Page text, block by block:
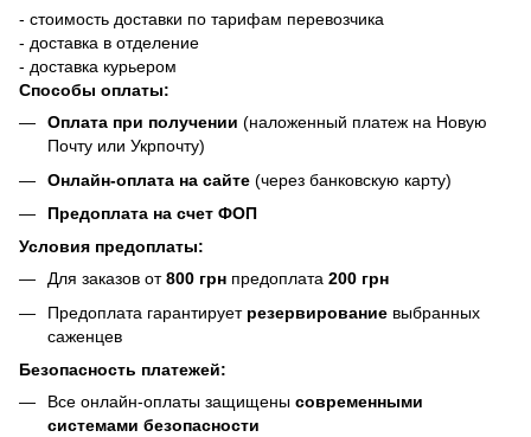
- стоимость доставки по тарифам перевозчика
- доставка в отделение
- доставка курьером
Способы оплаты:
Оплата при получении (наложенный платеж на Новую
Почту или Укрпочту)
Онлайн-оплата на сайте (через банковскую карту)
Предоплата на счет ФОП
Условия предоплаты:
Для заказов от800 грн предоплата 200 грн
Предоплата гарантирует резервирование выбранных
саженцев
Безопасность платежей:
Все онлайн-оплаты защищены современными
системами безопасности